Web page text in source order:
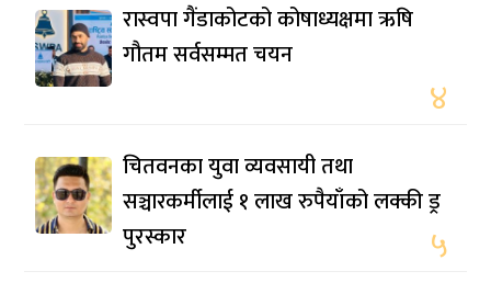
रास्वपा गैंडाकोटको कोषाध्यक्षमा ऋषि
गौतम सर्वसम्मत चयन
४
चितवनका युवा व्यवसायी तथा
सञ्चारकर्मीलाई १ लाख रुपैयाँको लक्की ड्र
पुरस्कार
५